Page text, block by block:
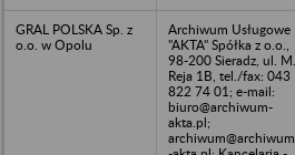
GRAL POLSKA Sp. z
o.o. w Opolu
Archiwum Usługowe
"AKTA" Spółka z o.o.,
98-200 Sieradz, ul. M.
Reja 1B, tel./fax: 043
822 74 01; e-mail:
biuro@archiwum-
akta.pl;
archiwum@archiwum